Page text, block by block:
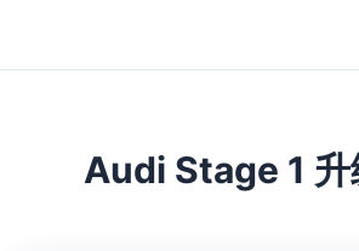
Audi Stage 1 升